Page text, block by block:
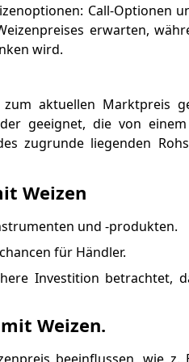
Call-Optionen
erwarten,
wird.
zum aktuellen Marktpreis
geeignet, die von
zugrunde liegenden
Weizen
und -produkten.
für Händler.
Investition betrachtet,
Weizen.